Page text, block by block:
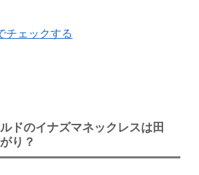
チェックする
ドのイナズマネックレスは田
り？